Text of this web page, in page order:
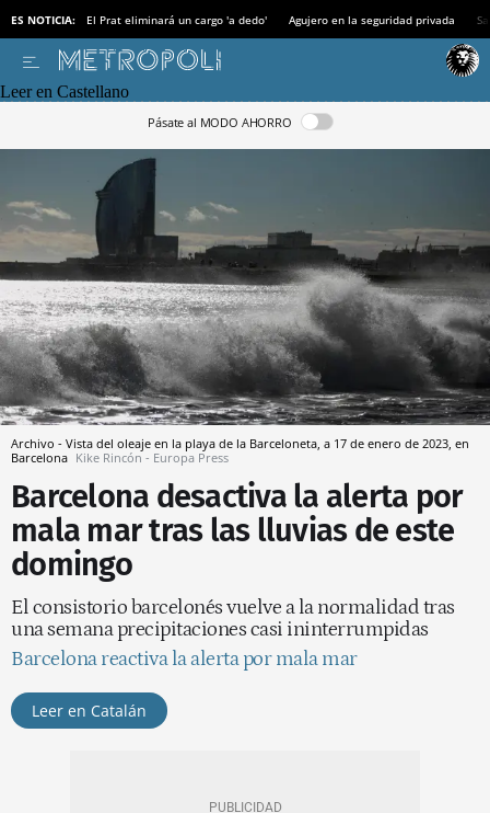
ES NOTICIA: El Prat eliminará un cargo 'a dedo' Agujero en la seguridad privada
Leer en Castellano
Pásate al MODO AHORRO
Archivo - Vista del oleaje en la playa de la Barceloneta, a 17 de enero de 2023, en
Barcelona Kike Rincón - Europa Press
Barcelona desactiva la alerta por
mala mar tras las lluvias de este
domingo
El consistorio barcelonés vuelve a la normalidad tras
una semana precipitaciones casi ininterrumpidas
Barcelona reactiva la alerta por mala mar
Leer en Catalán